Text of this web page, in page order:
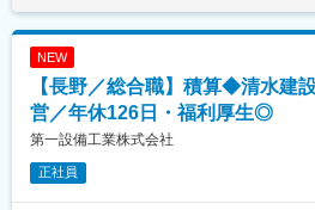
ず、国内の大手メーカーはもちろ
務用エアコン など
＜キャリアプラン(一例)＞
1年目：小規模物件を担当
す。※賞与は業績・個人評価に連動
の金額であり、選考を通じて上下
NEW
【長野／総合職】積算◆清水建
営／年休126日・福利厚生◎
第一設備工業株式会社
正社員